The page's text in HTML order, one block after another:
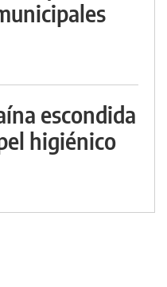
escondida
higiénico